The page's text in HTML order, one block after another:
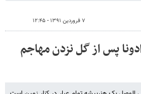
۷ فروردین ۱۳۹۱ - ۱۲:۴۵
پس از گل نزدن مهاجم